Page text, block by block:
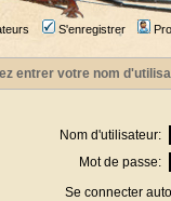
S'enregistrer
entrer votre nom
Nom d'utilisateur:
Mot de passe:
Se connecter